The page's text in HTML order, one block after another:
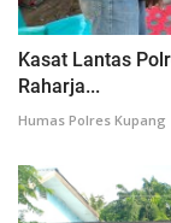
Kasat Lantas
Raharja...
Humas Polres Kupang